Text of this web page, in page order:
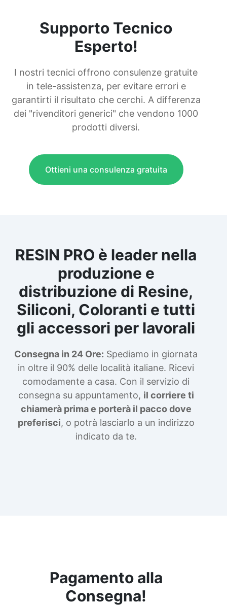
Supporto Tecnico
Esperto!
I nostri tecnici offrono consulenze gratuite
in tele-assistenza, per evitare errori e
garantirti il risultato che cerchi. A differenza
dei "rivenditori generici" che vendono 1000
prodotti diversi.
Ottieni una consulenza gratuita
RESIN PRO è leader nella
produzione e
distribuzione di Resine,
Siliconi, Coloranti e tutti
gli accessori per lavorali
Consegna in 24 Ore: Spediamo in giornata
in oltre il 90% delle località italiane. Ricevi
comodamente a casa. Con il servizio di
consegna su appuntamento, il corriere ti
chiamerà prima e porterà il pacco dove
preferisci, o potrà lasciarlo a un indirizzo
indicato da te.
Pagamento alla
Consegna!